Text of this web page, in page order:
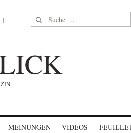
Suche nach:
MEINUNGEN VIDEOS